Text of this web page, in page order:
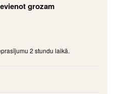
grozam
2 stundu laikā.